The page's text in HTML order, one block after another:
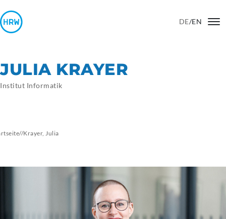
DE/EN
JULIA KRAYER
Institut Informatik
//Krayer, Julia